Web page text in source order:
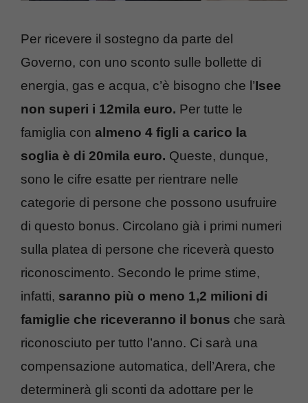
Per ricevere il sostegno da parte del
Governo, con uno sconto sulle bollette di
energia, gas e acqua, c’è bisogno che l’Isee
non superi i 12mila euro. Per tutte le
famiglia con almeno 4 figli a carico la
soglia è di 20mila euro. Queste, dunque,
sono le cifre esatte per rientrare nelle
categorie di persone che possono usufruire
di questo bonus. Circolano già i primi numeri
sulla platea di persone che riceverà questo
riconoscimento. Secondo le prime stime,
infatti, saranno più o meno 1,2 milioni di
famiglie che riceveranno il bonus che sarà
riconosciuto per tutto l’anno. Ci sarà una
compensazione automatica, dell’Arera, che
determinerà gli sconti da adottare per le